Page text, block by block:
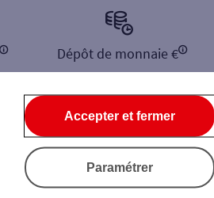
Dépôt de monnaie €
Accepter et fermer
Paramétrer